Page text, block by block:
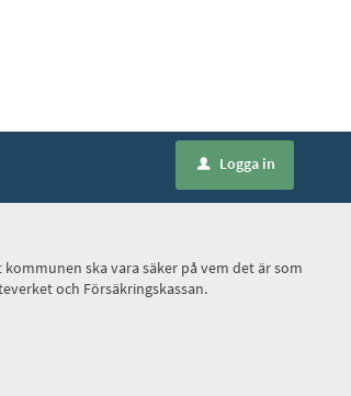
u Logga in
ska vara säker på vem det är som
och Försäkringskassan.